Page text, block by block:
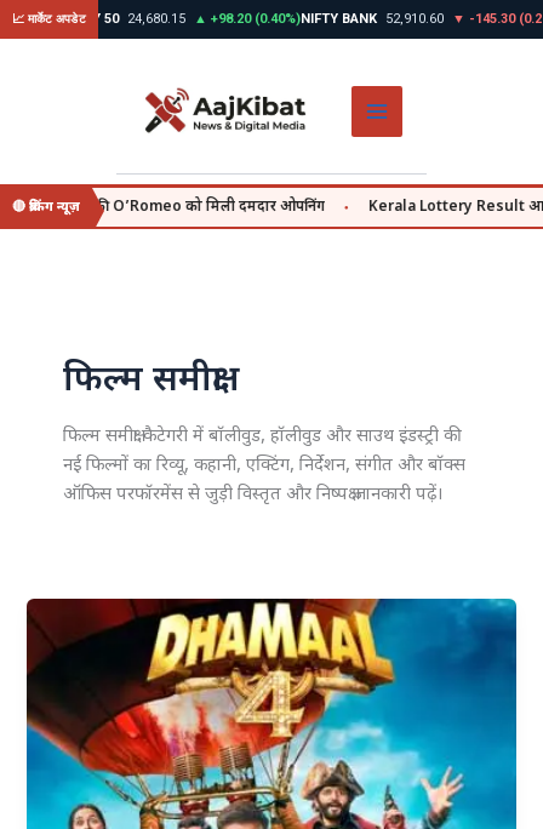
Skip
to
📈 मार्केट अपडेट
NIFTY 50 24,680.15 ▲ +98.20 (0.40%)NIFTY BANK 52,910.60 ▼ -145.30 (0.27%)
🔴 ब्रेकिंग न्यूज़
O’Romeo को मिली दमदार ओपनिंग ● Kerala Lottery Result आज | Sthree
फिल्म समीक्षा
फिल्म समीक्षा कैटेगरी में बॉलीवुड, हॉलीवुड और साउथ इंडस्ट्री की
नई फिल्मों का रिव्यू, कहानी, एक्टिंग, निर्देशन, संगीत और बॉक्स
ऑफिस परफॉरमेंस से जुड़ी विस्तृत और निष्पक्ष जानकारी पढ़ें।